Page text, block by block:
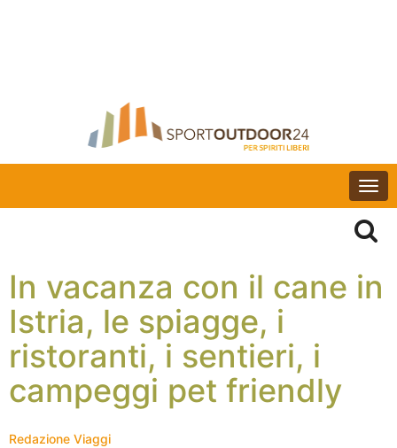
In vacanza con il cane in
Istria, le spiagge, i
ristoranti, i sentieri, i
campeggi pet friendly
Redazione Viaggi